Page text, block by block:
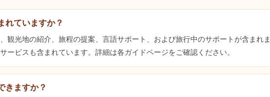
れていますか？
観光地の紹介、旅程の提案、言語サポート、および旅行中のサポートが含まれま
ービスも含まれています。詳細は各ガイドページをご確認ください。
きますか？